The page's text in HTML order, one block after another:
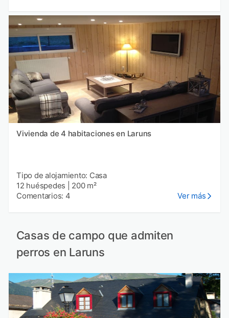
Vivienda de 4 habitaciones en Laruns
Tipo de alojamiento: Casa
12 huéspedes
200 m²
Comentarios: 4
Ver más
Casas de campo que admiten
perros en Laruns